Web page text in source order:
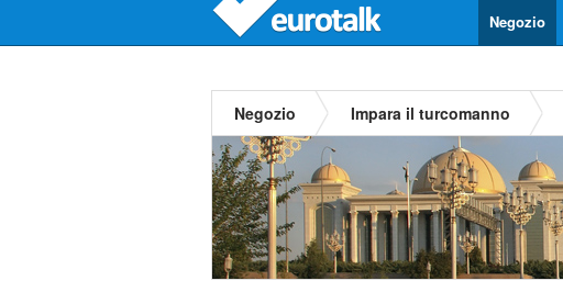
Negozio
Negozio Impara il turcomanno